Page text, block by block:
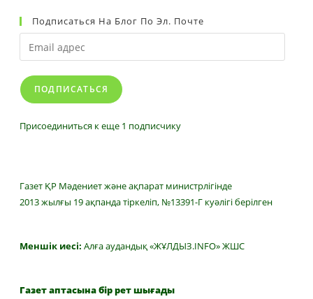
Подписаться На Блог По Эл. Почте
Email
адрес
ПОДПИСАТЬСЯ
Присоединиться к еще 1 подписчику
Газет ҚР Мәдениет және ақпарат министрлігінде
2013 жылғы 19 ақпанда тіркеліп, №13391-Г куәлігі берілген
Меншік иесі: Алға аудандық «ЖҰЛДЫЗ.INFO» ЖШС
Газет аптасына бір рет шығады